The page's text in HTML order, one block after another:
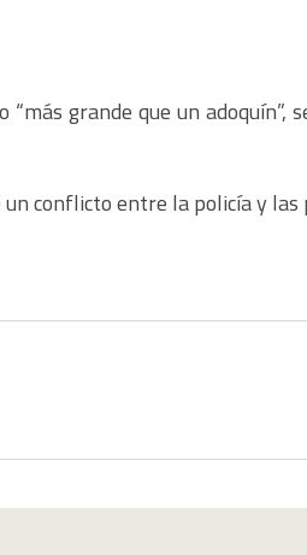
grande que un adoquín”,
conflicto entre la policía y las